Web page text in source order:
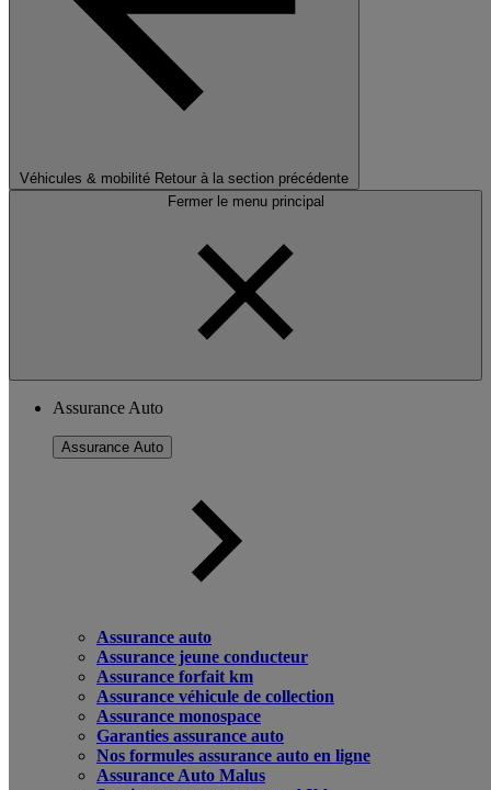
Véhicules & mobilité Retour à la section précédente
Fermer le menu principal
Assurance Auto
Assurance Auto
Assurance auto
Assurance jeune conducteur
Assurance forfait km
Assurance véhicule de collection
Assurance monospace
Garanties assurance auto
Nos formules assurance auto en ligne
Assurance Auto Malus